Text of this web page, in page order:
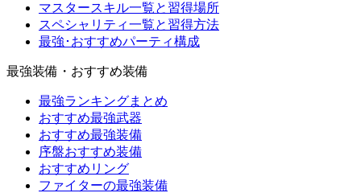
マスタースキル一覧と習得場所
スペシャリティ一覧と習得方法
最強･おすすめパーティ構成
最強装備・おすすめ装備
最強ランキングまとめ
おすすめ最強武器
おすすめ最強装備
序盤おすすめ装備
おすすめリング
ファイターの最強装備